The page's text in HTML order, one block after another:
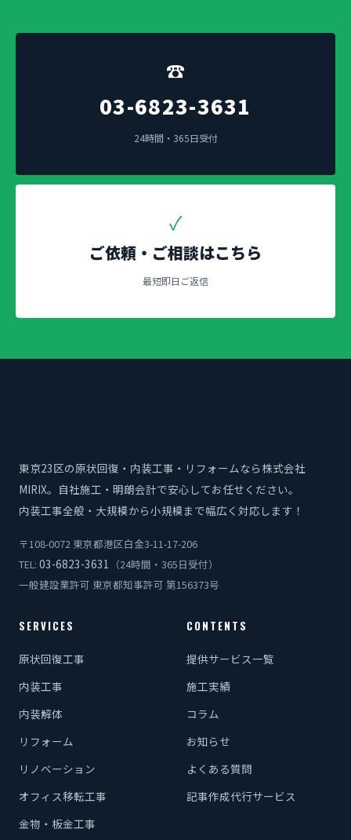
☎
03-6823-3631
24時間・365日受付
✓
ご依頼・ご相談はこちら
最短即日ご返信
東京23区の原状回復・内装工事・リフォームなら株式会社
MIRIX。自社施工・明朗会計で安心してお任せください。
内装工事全般・大規模から小規模まで幅広く対応します！
〒108-0072 東京都港区白金3-11-17-206
TEL: 03-6823-3631
（24時間・365日受付）
一般建設業許可 東京都知事許可 第156373号
SERVICES
原状回復工事
内装工事
内装解体
リフォーム
リノベーション
オフィス移転工事
金物・板金工事
CONTENTS
提供サービス一覧
施工実績
コラム
お知らせ
よくある質問
記事作成代行サービス